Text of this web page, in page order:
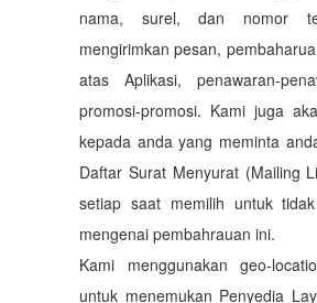
nama, surel, dan nomor
mengirimkan pesan,
atas Aplikasi, penawaran-
promosi-promosi. Kami juga
kepada anda yang meminta
Daftar Surat Menyurat (Mailing
setiap saat memilih untuk
mengenai pembahrauan ini.
Kami menggunakan geo-
untuk menemukan Penyedia